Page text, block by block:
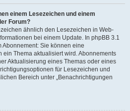
einem Lesezeichen und einem
Forum?
ähnlich den Lesezeichen in Web-
bei einem Update. In phpBB 3.1
Sie können eine
ein Thema aktualisiert wird. Abonnements
Aktualisierung eines Themas oder eines
für Lesezeichen und
Bereich unter „Benachrichtigungen